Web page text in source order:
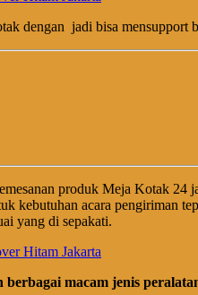
dengan jadi bisa mensupport
produk Meja Kotak 24
kebutuhan acara pengiriman
yang di sepakati.
berbagai macam jenis